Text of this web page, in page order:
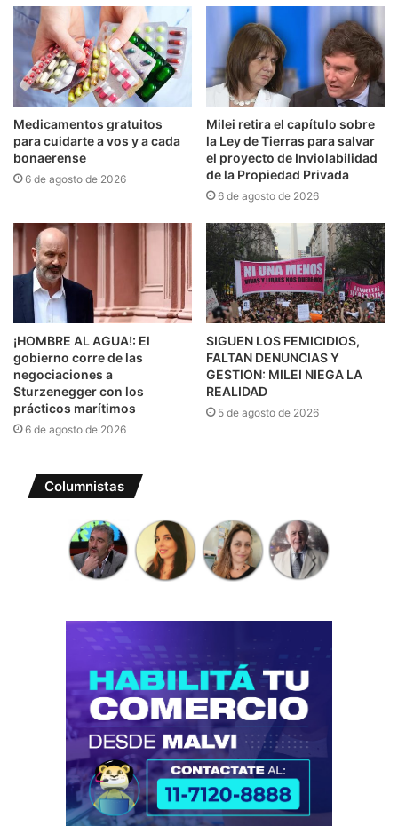
Medicamentos gratuitos
para cuidarte a vos y a cada
bonaerense
6 de agosto de 2026
Milei retira el capítulo sobre
la Ley de Tierras para salvar
el proyecto de Inviolabilidad
de la Propiedad Privada
6 de agosto de 2026
¡HOMBRE AL AGUA!: El
gobierno corre de las
negociaciones a
Sturzenegger con los
prácticos marítimos
6 de agosto de 2026
SIGUEN LOS FEMICIDIOS,
FALTAN DENUNCIAS Y
GESTION: MILEI NIEGA LA
REALIDAD
5 de agosto de 2026
Columnistas